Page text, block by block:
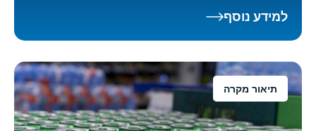
למידע נוסף
תיאור מקרה